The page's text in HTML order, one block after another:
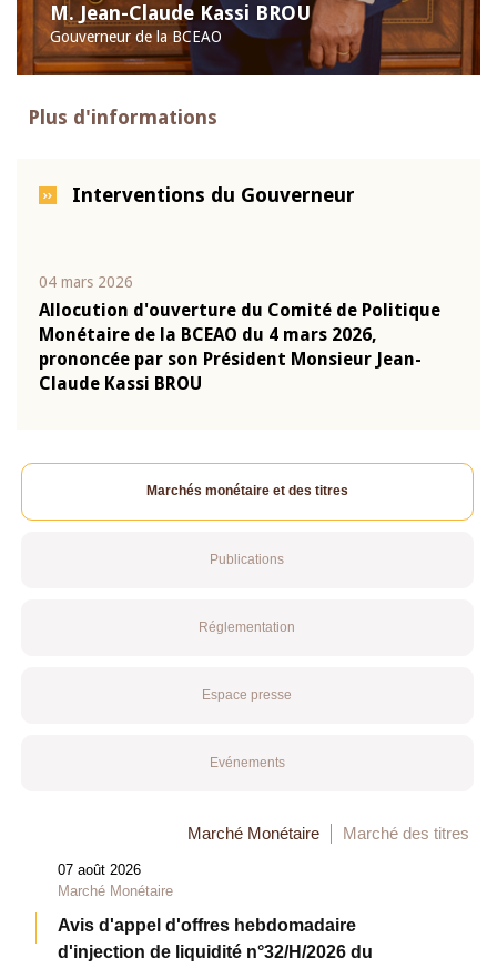
M. Jean-Claude Kassi BROU
Gouverneur de la BCEAO
Plus d'informations
Interventions du Gouverneur
04 mars 2026
Allocution d'ouverture du Comité de Politique
Monétaire de la BCEAO du 4 mars 2026,
prononcée par son Président Monsieur Jean-
Claude Kassi BROU
Marchés monétaire et des titres
Publications
Réglementation
Espace presse
Evénements
Marché Monétaire Marché des titres
07 août 2026
Marché Monétaire
Avis d'appel d'offres hebdomadaire
d'injection de liquidité n°32/H/2026 du